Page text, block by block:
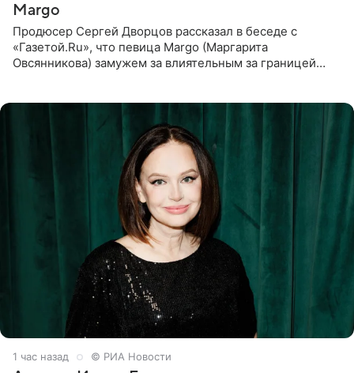
Margo
Продюсер Сергей Дворцов рассказал в беседе с
«Газетой.Ru», что певица Margo (Маргарита
Овсянникова) замужем за влиятельным за границей
1 час назад © РИА Новости